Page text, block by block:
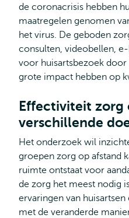
de coronacrisis hebben
maatregelen genomen
het virus. De geboden
consulten, videobellen,
voor huisartsbezoek
grote impact hebben op
Effectiviteit zorg
verschillende
Het onderzoek wil
groepen zorg op afstand
ruimte ontstaat voor
de zorg het meest nodig
ervaringen van
met de veranderde